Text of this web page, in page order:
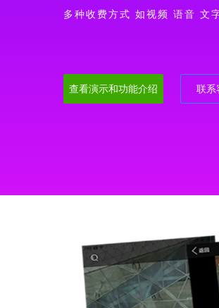
多种收费方式 如视频 语音 文
查看演示和功能介绍 联系